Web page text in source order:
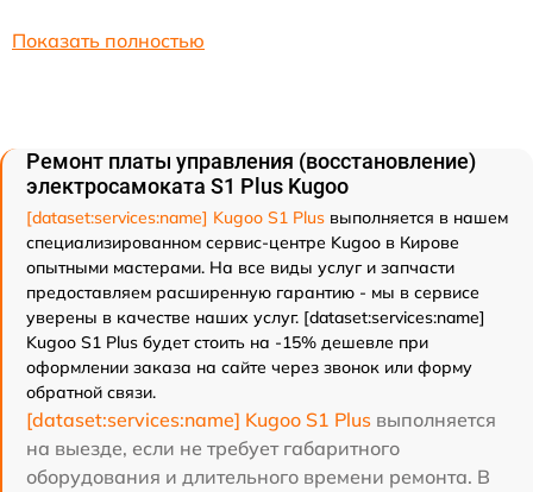
Показать полностью
Ремонт платы управления (восстановление)
электросамоката S1 Plus Kugoo
[dataset:services:name] Kugoo S1 Plus выполняется в нашем
специализированном сервис-центре Kugoo в Кирове
опытными мастерами. На все виды услуг и запчасти
предоставляем расширенную гарантию - мы в сервисе
уверены в качестве наших услуг. [dataset:services:name]
Kugoo S1 Plus будет стоить на -15% дешевле при
оформлении заказа на сайте через звонок или форму
обратной связи.
[dataset:services:name] Kugoo S1 Plus выполняется
на выезде, если не требует габаритного
оборудования и длительного времени ремонта. В